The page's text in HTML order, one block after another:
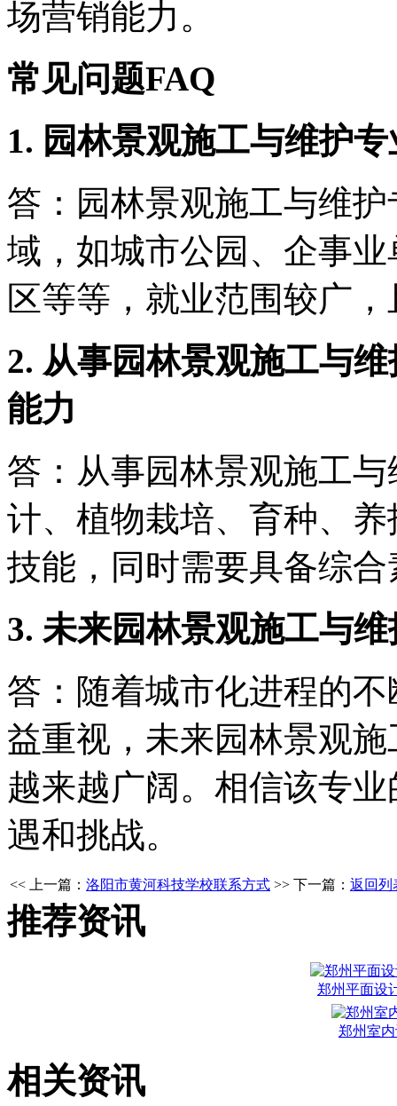
场营销能力。
常见问题FAQ
1. 园林景观施工与维护
答：园林景观施工与维
域，如城市公园、企事
区等等，就业范围较广
2. 从事园林景观施工与
能力
答：从事园林景观施工
计、植物栽培、育种、
技能，同时需要具备综
3. 未来园林景观施工与
答：随着城市化进程的
益重视，未来园林景观
越来越广阔。相信该专
遇和挑战。
<< 上一篇： 洛阳市黄河科技学校联系方式 >> 下一篇： 返回列
推荐资讯
郑州平面设
郑州室
相关资讯